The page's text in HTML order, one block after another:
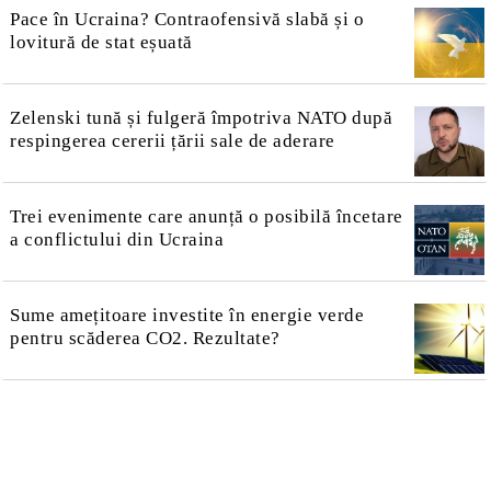
Pace în Ucraina? Contraofensivă slabă și o
lovitură de stat eșuată
Zelenski tună și fulgeră împotriva NATO după
respingerea cererii țării sale de aderare
Trei evenimente care anunță o posibilă încetare
a conflictului din Ucraina
Sume amețitoare investite în energie verde
pentru scăderea CO2. Rezultate?